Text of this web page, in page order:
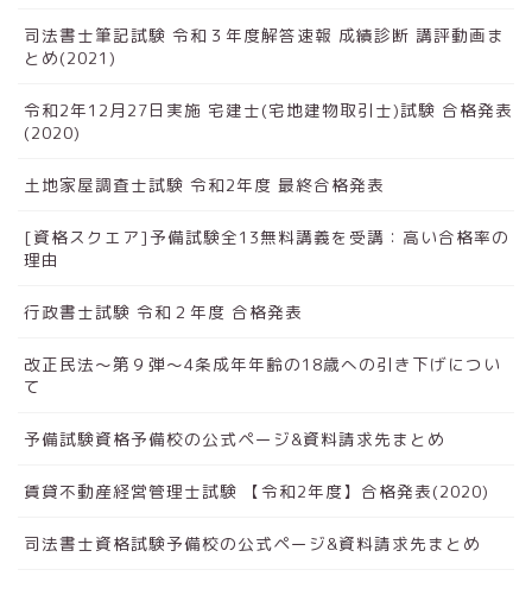
司法書士筆記試験 令和３年度解答速報 成績診断 講評動画ま
とめ(2021)
令和2年12月27日実施 宅建士(宅地建物取引士)試験 合格発表
(2020)
土地家屋調査士試験 令和2年度 最終合格発表
[資格スクエア]予備試験全13無料講義を受講：高い合格率の
理由
行政書士試験 令和２年度 合格発表
改正民法～第９弾～4条成年年齢の18歳への引き下げについ
て
予備試験資格予備校の公式ページ&資料請求先まとめ
賃貸不動産経営管理士試験 【令和2年度】合格発表(2020)
司法書士資格試験予備校の公式ページ&資料請求先まとめ